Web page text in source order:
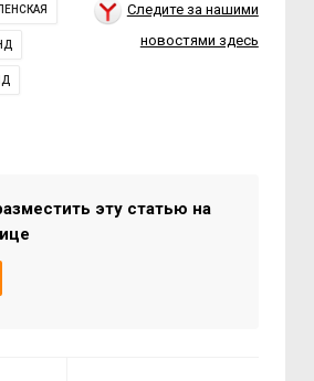
Следите за нашими
новостями здесь
эту статью на